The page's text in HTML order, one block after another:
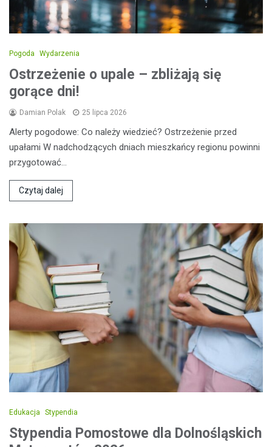
Pogoda Wydarzenia
Ostrzeżenie o upale – zbliżają się
gorące dni!
Damian Polak 25 lipca 2026
Alerty pogodowe: Co należy wiedzieć? Ostrzeżenie przed
upałami W nadchodzących dniach mieszkańcy regionu powinni
przygotować…
Czytaj dalej
Edukacja Stypendia
Stypendia Pomostowe dla Dolnośląskich